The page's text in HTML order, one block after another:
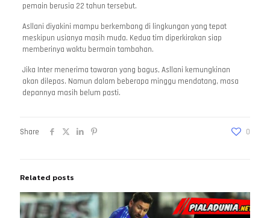
pemain berusia 22 tahun tersebut.
Asllani diyakini mampu berkembang di lingkungan yang tepat
meskipun usianya masih muda. Kedua tim diperkirakan siap
memberinya waktu bermain tambahan.
Jika Inter menerima tawaran yang bagus, Asllani kemungkinan
akan dilepas. Namun dalam beberapa minggu mendatang, masa
depannya masih belum pasti.
Share 0
Related posts